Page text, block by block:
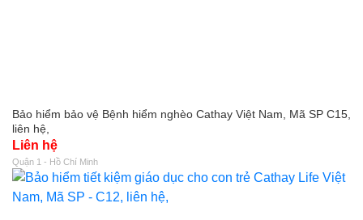
Bảo hiểm bảo vệ Bệnh hiểm nghèo Cathay Việt Nam, Mã SP C15,
liên hệ,
Liên hệ
Quận 1 - Hồ Chí Minh